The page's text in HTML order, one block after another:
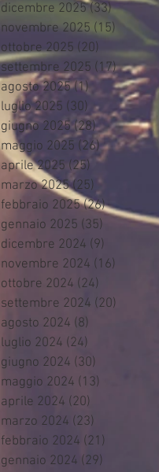
dicembre 2025 (33)33 post
novembre 2025 (15)
ottobre 2025 (20) 20 post
settembre 2025 (17)17 post
agosto 2025 (1) 1 post
luglio 2025 (30) 30 post
giugno 2025 (28)28 post
maggio 2025 (26)26 post
aprile 2025 (25) 25 post
marzo 2025 (25) 25 post
febbraio 2025 (26)26 post
gennaio 2025 (35) 35 post
dicembre 2024 (9)
novembre 2024 (16)
ottobre 2024 (24)
settembre 2024 (20)
agosto 2024 (8)
luglio 2024 (24)
giugno 2024 (30)
maggio 2024 (13)
aprile 2024 (20)
marzo 2024 (23)
febbraio 2024 (21)
gennaio 2024 (29)